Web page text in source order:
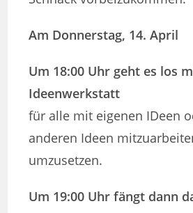
Am Donnerstag, 14. April
Um 18:00 Uhr geht es los
Ideenwerkstatt
für alle mit eigenen IDeen
anderen Ideen
umzusetzen.
Um 19:00 Uhr fängt dann